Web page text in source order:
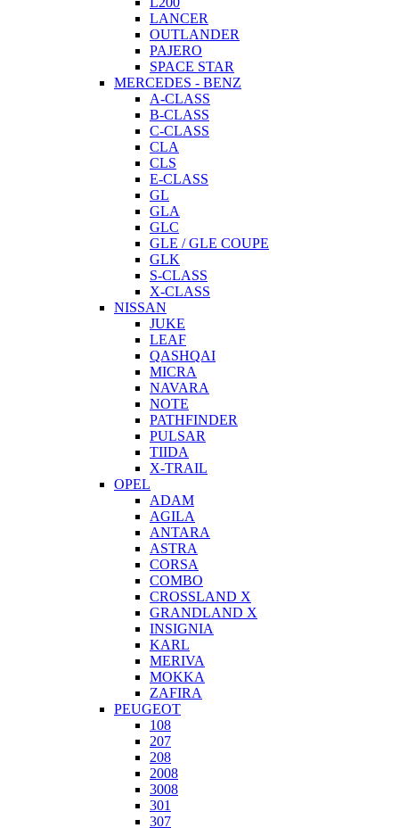
LANCER
OUTLANDER
PAJERO
SPACE STAR
MERCEDES - BENZ
A-CLASS
B-CLASS
C-CLASS
CLA
CLS
E-CLASS
GL
GLA
GLC
GLE / GLE COUPE
GLK
S-CLASS
X-CLASS
NISSAN
JUKE
LEAF
QASHQAI
MICRA
NAVARA
NOTE
PATHFINDER
PULSAR
TIIDA
X-TRAIL
OPEL
ADAM
AGILA
ANTARA
ASTRA
CORSA
COMBO
CROSSLAND X
GRANDLAND X
INSIGNIA
KARL
MERIVA
MOKKA
ZAFIRA
PEUGEOT
108
207
208
2008
3008
301
307